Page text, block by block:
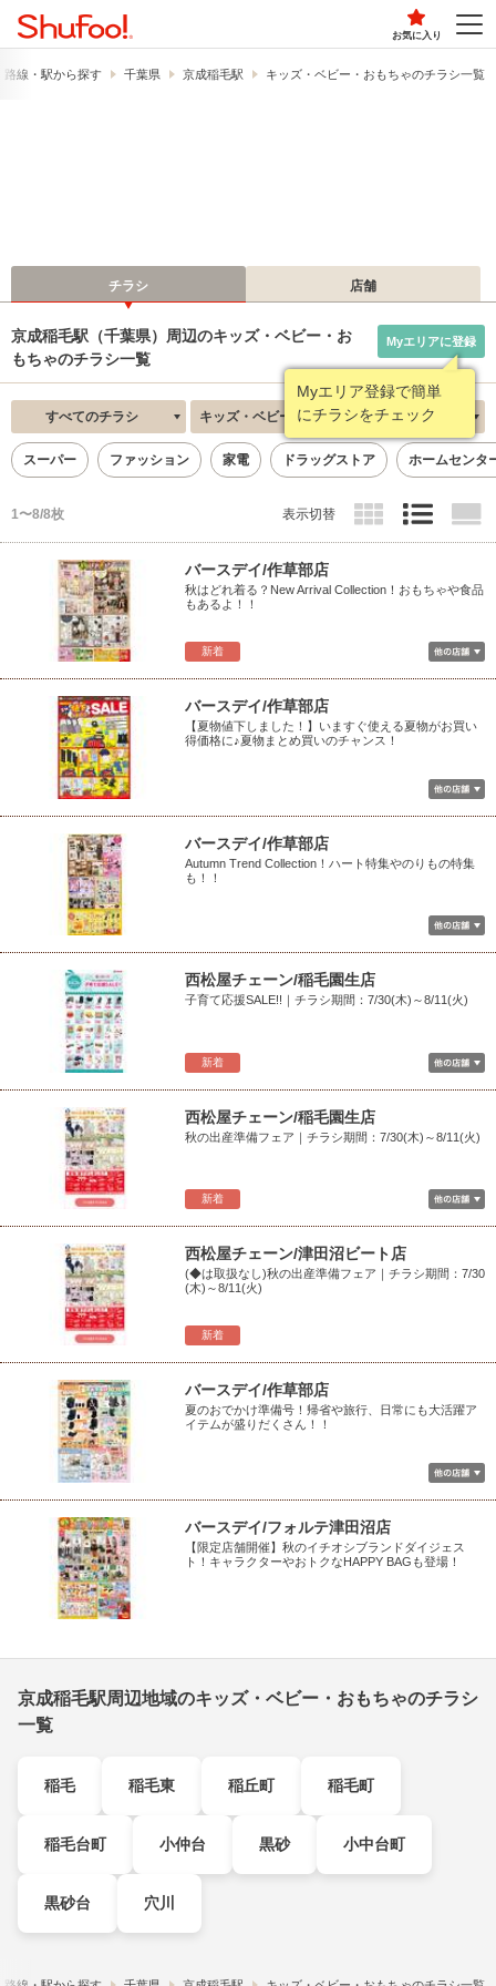
お気に入り
路線・駅から探す 千葉県 京成稲毛駅 キッズ・ベビー・おもちゃのチラシ一覧
チラシ 店舗
京成稲毛駅（千葉県）周辺のキッズ・ベビー・お
もちゃのチラシ一覧
Myエリア登録で簡単
にチラシをチェック
Myエリアに登録
すべてのチラシ キッズ・ベビー・おもちゃ 新着順
スーパー ファッション 家電 ドラッグストア ホームセンタ
1〜8/8枚 表示切替
新着
バースデイ/作草部店
秋はどれ着る？New Arrival Collection！おもちゃや食品
もあるよ！！
バースデイ/作草部店
【夏物値下しました！】いますぐ使える夏物がお買い
得価格に♪夏物まとめ買いのチャンス！
バースデイ/作草部店
Autumn Trend Collection！ハート特集やのりもの特集
も！！
新着
西松屋チェーン/稲毛園生店
子育て応援SALE!!｜チラシ期間：7/30(木)～8/11(火)
新着
西松屋チェーン/稲毛園生店
秋の出産準備フェア｜チラシ期間：7/30(木)～8/11(火)
新着
西松屋チェーン/津田沼ビート店
(◆は取扱なし)秋の出産準備フェア｜チラシ期間：7/30
(木)～8/11(火)
バースデイ/作草部店
夏のおでかけ準備号！帰省や旅行、日常にも大活躍ア
イテムが盛りだくさん！！
バースデイ/フォルテ津田沼店
【限定店舗開催】秋のイチオシブランドダイジェス
ト！キャラクターやおトクなHAPPY BAGも登場！
京成稲毛駅周辺地域のキッズ・ベビー・おもちゃのチラシ
一覧
稲毛 稲毛東 稲丘町 稲毛町
稲毛台町 小仲台 黒砂 小中台町
黒砂台 穴川